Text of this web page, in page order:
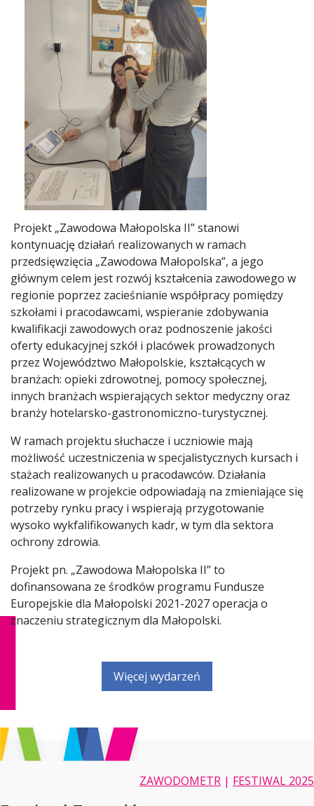
Projekt „Zawodowa Małopolska II” stanowi
kontynuację działań realizowanych w ramach
przedsięwzięcia „Zawodowa Małopolska”, a jego
głównym celem jest rozwój kształcenia zawodowego w
regionie poprzez zacieśnianie współpracy pomiędzy
szkołami i pracodawcami, wspieranie zdobywania
kwalifikacji zawodowych oraz podnoszenie jakości
oferty edukacyjnej szkół i placówek prowadzonych
przez Województwo Małopolskie, kształcących w
branżach: opieki zdrowotnej, pomocy społecznej,
innych branżach wspierających sektor medyczny oraz
branży hotelarsko-gastronomiczno-turystycznej.
W ramach projektu słuchacze i uczniowie mają
możliwość uczestniczenia w specjalistycznych kursach i
stażach realizowanych u pracodawców. Działania
realizowane w projekcie odpowiadają na zmieniające się
potrzeby rynku pracy i wspierają przygotowanie
wysoko wykfalifikowanych kadr, w tym dla sektora
ochrony zdrowia.
Projekt pn. „Zawodowa Małopolska II” to
dofinansowana ze środków programu Fundusze
Europejskie dla Małopolski 2021-2027 operacja o
znaczeniu strategicznym dla Małopolski.
Więcej wydarzeń
ZAWODOMETR | FESTIWAL 2025